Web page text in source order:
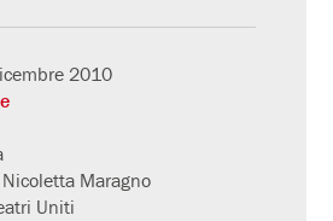
2010
Maragno
Uniti